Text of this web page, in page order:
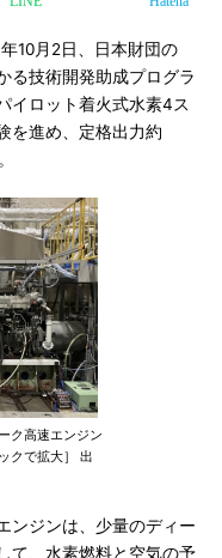
10月2日、日本財団の
る技術開発助成プログラ
イロット着火式水素4ス
を進め、定格出力約
ク高速エンジン
クで拡大］ 出
ンジンは、少量のディー
て、水素燃料と空気の予